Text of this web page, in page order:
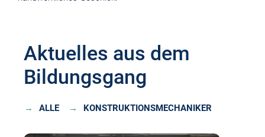
Aktuelles aus dem
Bildungsgang
ALLE KONSTRUKTIONSMECHANIKER